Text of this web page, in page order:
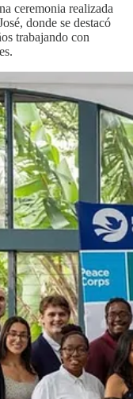
ceremonia realizada
donde se destacó
trabajando con